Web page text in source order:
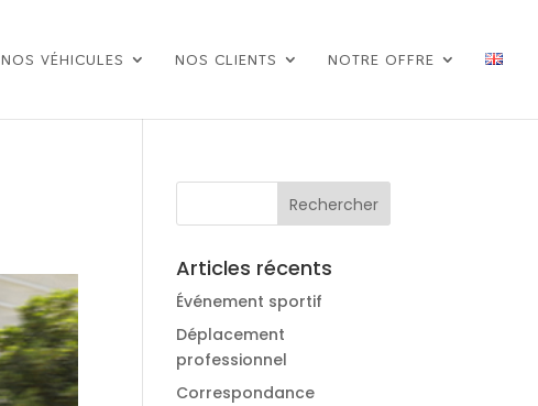
NOS VÉHICULES NOS CLIENTS NOTRE OFFRE
Articles récents
Événement sportif
Déplacement
professionnel
Correspondance